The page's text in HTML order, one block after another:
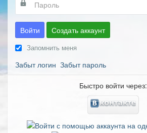
Войти Создать аккаунт
Запомнить меня
Забыт логин Забыт пароль
Быстро войти через: